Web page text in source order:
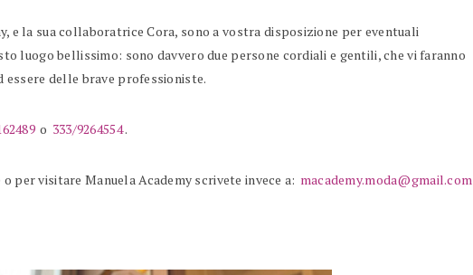
e la sua collaboratrice Cora, sono a vostra disposizione per eventuali
luogo bellissimo: sono davvero due persone cordiali e gentili, che vi faranno
delle brave professioniste.
o 333/9264554.
per visitare Manuela Academy scrivete invece a: macademy.moda@gmail.com